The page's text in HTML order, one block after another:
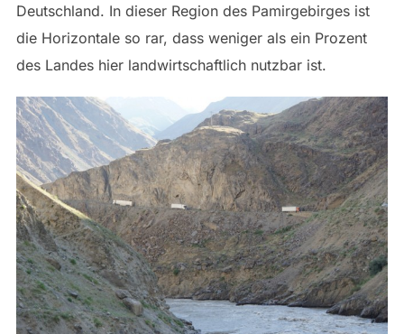
Deutschland. In dieser Region des Pamirgebirges ist
die Horizontale so rar, dass weniger als ein Prozent
des Landes hier landwirtschaftlich nutzbar ist.